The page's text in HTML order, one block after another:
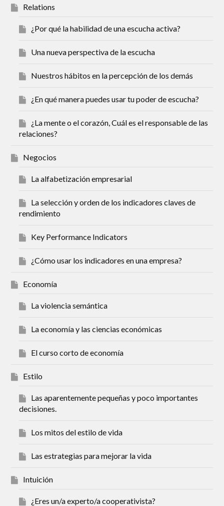
Relations
¿Por qué la habilidad de una escucha activa?
Una nueva perspectiva de la escucha
Nuestros hábitos en la percepción de los demás
¿En qué manera puedes usar tu poder de escucha?
¿La mente o el corazón, Cuál es el responsable de las
relaciones?
Negocios
La alfabetización empresarial
La selección y orden de los indicadores claves de
rendimiento
Key Performance Indicators
¿Cómo usar los indicadores en una empresa?
Economía
La violencia semántica
La economía y las ciencias económicas
El curso corto de economía
Estilo
Las aparentemente pequeñas y poco importantes
decisiones.
Los mitos del estilo de vida
Las estrategias para mejorar la vida
Intuición
¿Eres un/a experto/a cooperativista?